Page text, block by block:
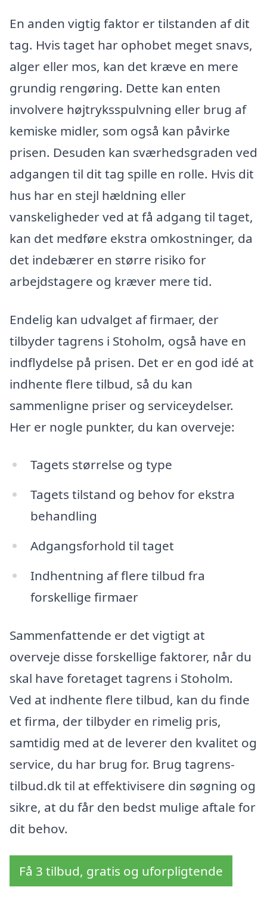
En anden vigtig faktor er tilstanden af dit
tag. Hvis taget har ophobet meget snavs,
alger eller mos, kan det kræve en mere
grundig rengøring. Dette kan enten
involvere højtryksspulvning eller brug af
kemiske midler, som også kan påvirke
prisen. Desuden kan sværhedsgraden ved
adgangen til dit tag spille en rolle. Hvis dit
hus har en stejl hældning eller
vanskeligheder ved at få adgang til taget,
kan det medføre ekstra omkostninger, da
det indebærer en større risiko for
arbejdstagere og kræver mere tid.
Endelig kan udvalget af firmaer, der
tilbyder tagrens i Stoholm, også have en
indflydelse på prisen. Det er en god idé at
indhente flere tilbud, så du kan
sammenligne priser og serviceydelser.
Her er nogle punkter, du kan overveje:
Tagets størrelse og type
Tagets tilstand og behov for ekstra
behandling
Adgangsforhold til taget
Indhentning af flere tilbud fra
forskellige firmaer
Sammenfattende er det vigtigt at
overveje disse forskellige faktorer, når du
skal have foretaget tagrens i Stoholm.
Ved at indhente flere tilbud, kan du finde
et firma, der tilbyder en rimelig pris,
samtidig med at de leverer den kvalitet og
service, du har brug for. Brug tagrens-
tilbud.dk til at effektivisere din søgning og
sikre, at du får den bedst mulige aftale for
dit behov.
Få 3 tilbud, gratis og uforpligtende